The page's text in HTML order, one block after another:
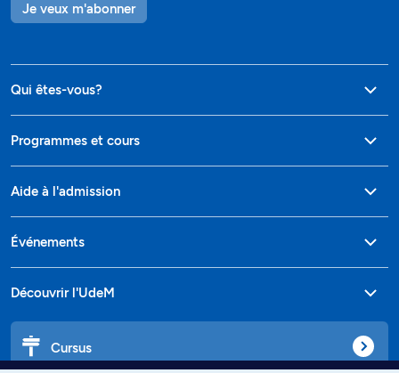
Je veux m'abonner
Qui êtes-vous?
Programmes et cours
Aide à l'admission
Événements
Découvrir l'UdeM
Cursus